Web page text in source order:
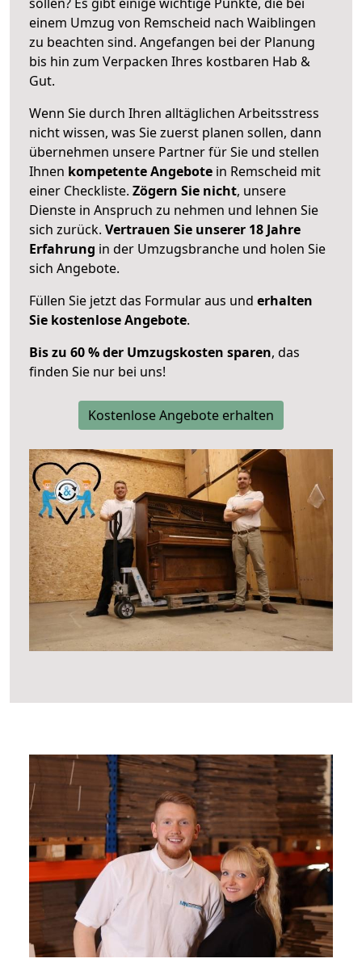
einem Umzug von Remscheid nach Waiblingen
zu beachten sind. Angefangen bei der Planung
bis hin zum Verpacken Ihres kostbaren Hab &
Gut.
Wenn Sie durch Ihren alltäglichen Arbeitsstress
nicht wissen, was Sie zuerst planen sollen, dann
übernehmen unsere Partner für Sie und stellen
Ihnen kompetente Angebote in Remscheid mit
einer Checkliste. Zögern Sie nicht, unsere
Dienste in Anspruch zu nehmen und lehnen Sie
sich zurück. Vertrauen Sie unserer 18 Jahre
Erfahrung in der Umzugsbranche und holen Sie
sich Angebote.
Füllen Sie jetzt das Formular aus und erhalten
Sie kostenlose Angebote.
Bis zu 60 % der Umzugskosten sparen, das
finden Sie nur bei uns!
Kostenlose Angebote erhalten